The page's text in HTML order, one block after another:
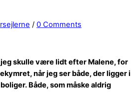
/ 0 Comments
skulle være lidt efter Malene, for
når jeg ser både, der ligger i
Både, som måske aldrig